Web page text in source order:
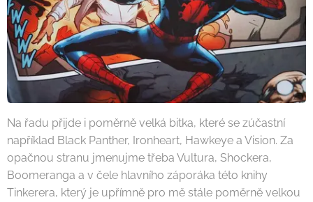
Na řadu přijde i poměrně velká bitka, které se zúčastní
například Black Panther, Ironheart, Hawkeye a Vision. Za
opačnou stranu jmenujme třeba Vultura, Shockera,
Boomeranga a v čele hlavního záporáka této knihy
Tinkerera, který je upřímně pro mě stále poměrně velkou